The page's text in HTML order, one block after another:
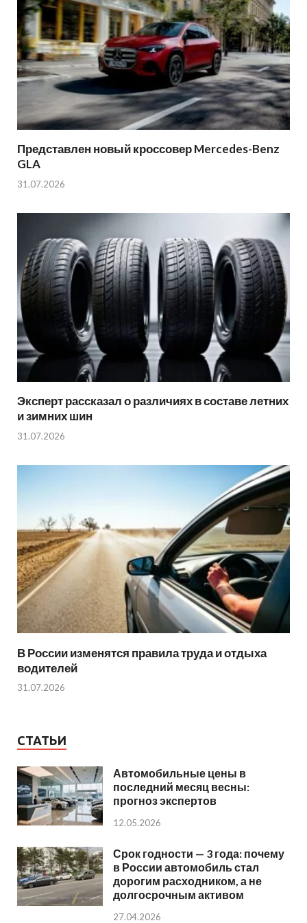
Представлен новый кроссовер Mercedes-Benz
GLA
31.07.2026
Эксперт рассказал о различиях в составе летних
и зимних шин
31.07.2026
В России изменятся правила труда и отдыха
водителей
31.07.2026
СТАТЬИ
Автомобильные цены в
последний месяц весны:
прогноз экспертов
12.05.2026
Срок годности — 3 года: почему
в России автомобиль стал
дорогим расходником, а не
долгосрочным активом
27.04.2026